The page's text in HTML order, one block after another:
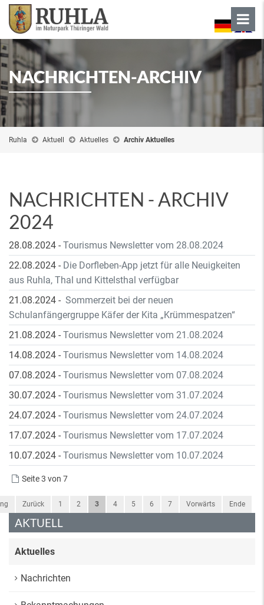
NACHRICHTEN-ARCHIV
Ruhla Aktuell Aktuelles Archiv Aktuelles
NACHRICHTEN - ARCHIV
2024
28.08.2024 - Tourismus Newsletter vom 28.08.2024
22.08.2024 - Die Dorfleben-App jetzt für alle Neuigkeiten
aus Ruhla, Thal und Kittelsthal verfügbar
21.08.2024 - Sommerzeit bei der neuen
Schulanfängergruppe Käfer der Kita „Krümmespatzen“
21.08.2024 - Tourismus Newsletter vom 21.08.2024
14.08.2024 - Tourismus Newsletter vom 14.08.2024
07.08.2024 - Tourismus Newsletter vom 07.08.2024
30.07.2024 - Tourismus Newsletter vom 31.07.2024
24.07.2024 - Tourismus Newsletter vom 24.07.2024
17.07.2024 - Tourismus Newsletter vom 17.07.2024
10.07.2024 - Tourismus Newsletter vom 10.07.2024
Seite 3 von 7
Zurück 1 2 3 4 5 6 7 Vorwärts Ende
AKTUELL
Aktuelles
Nachrichten